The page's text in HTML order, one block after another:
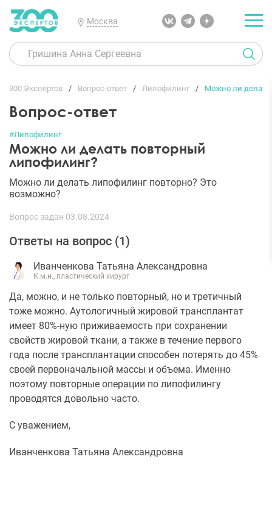
Москва
300 Экспертов Вопрос-ответ Липофилинг Можно ли
Вопрос-ответ
#Липофилинг
Можно ли делать повторный
липофилинг?
Можно ли делать липофилинг повторно? Это
возможно?
Вопрос задан 03.08.2024
Ответы на вопрос (1)
Иванченкова Татьяна Александровна
К.м.н., пластический хирург
Да, можно, и не только повторный, но и третичный
тоже можно. Аутологичный жировой трансплантат
имеет 80%-ную приживаемость при сохранении
свойств жировой ткани, а также в течение первого
года после трансплантации способен потерять до 45%
своей первоначальной массы и объема. Именно
поэтому повторные операции по липофилингу
проводятся довольно часто.
С уважением,
Иванченкова Татьяна Александровна